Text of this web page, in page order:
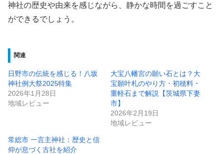
神社の歴史や由来を感じながら、静かな時間を過ごすこと
ができるでしょう。
関連
日野市の伝統を感じる！八坂
神社例大祭2025特集
2026年1月28日
地域レビュー
大宝八幡宮の願い石とは？大
宝願叶札のやり方・初穂料・
重軽石まで解説【茨城県下妻
市】
2026年2月19日
地域レビュー
常総市 一言主神社：歴史と信
仰が息づく古社を紹介